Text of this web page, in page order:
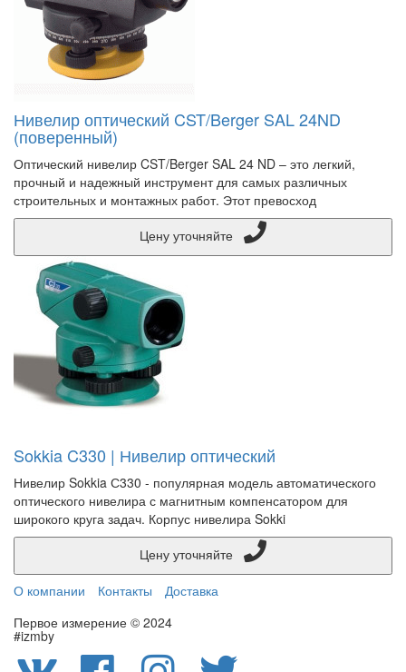
Нивелир оптический CST/Berger SAL 24ND
(поверенный)
Оптический нивелир CST/Berger SAL 24 ND – это легкий,
прочный и надежный инструмент для самых различных
строительных и монтажных работ. Этот превосход
Sokkia C330 | Нивелир оптический
Нивелир Sokkia С330 - популярная модель автоматического
оптического нивелира с магнитным компенсатором для
широкого круга задач. Корпус нивелира Sokki
О компании
Контакты
Доставка
Первое измерение © 2024
#izmby